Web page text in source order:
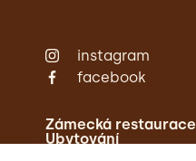
instagram
facebook
Zámecká restaurace
Ubytování